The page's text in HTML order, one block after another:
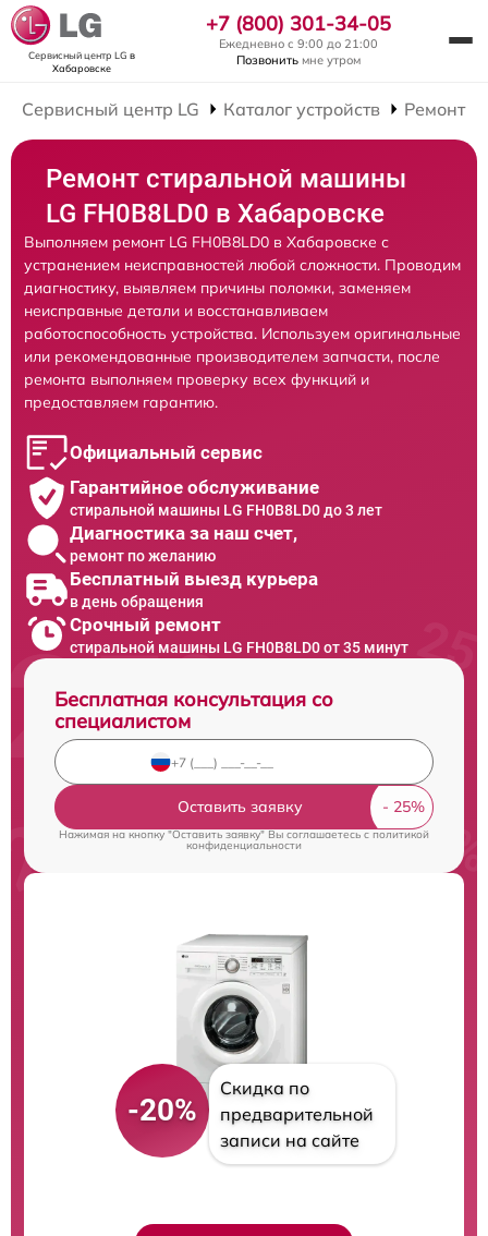
Сервисный центр LG в
Хабаровске
+7 (800) 301-34-05
Ежедневно с 9:00 до 21:00
Позвонить мне утром
Сервисный центр LG Каталог устройств Ремонт
Ремонт стиральной машины
LG FH0B8LD0 в Хабаровске
Выполняем ремонт LG FH0B8LD0 в Хабаровске с
устранением неисправностей любой сложности. Проводим
диагностику, выявляем причины поломки, заменяем
неисправные детали и восстанавливаем
работоспособность устройства. Используем оригинальные
или рекомендованные производителем запчасти, после
ремонта выполняем проверку всех функций и
предоставляем гарантию.
Официальный сервис
Гарантийное обслуживание
стиральной машины LG FH0B8LD0 до 3 лет
Диагностика за наш счет,
ремонт по желанию
Бесплатный выезд курьера
в день обращения
Срочный ремонт
стиральной машины LG FH0B8LD0 от 35 минут
Бесплатная консультация со
специалистом
Оставить заявку
Нажимая на кнопку "Оставить заявку" Вы соглашаетесь cполитикой
конфиденциальности
-20%
Скидка по
предварительной
записи на сайте